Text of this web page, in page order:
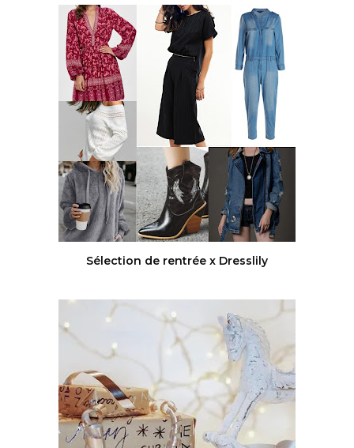
Sélection de rentrée x Dresslily